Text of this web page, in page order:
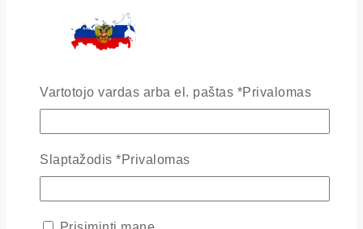
Vartotojo vardas arba el. paštas *Privalomas
Slaptažodis *Privalomas